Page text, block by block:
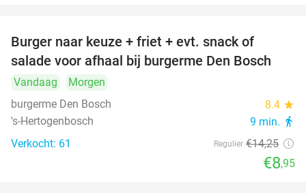
Burger naar keuze + friet + evt. snack of
salade voor afhaal bij burgerme Den Bosch
Vandaag
Morgen
burgerme Den Bosch
8.4 star
's-Hertogenbosch 9 min. directions_walk
Verkocht: 61 Regulier €14,25
€8,95